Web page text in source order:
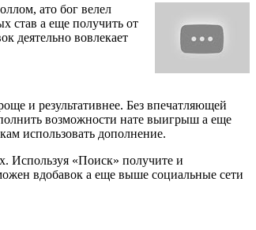
ато бог велел
став а еще получить от
деятельно вовлекает
и результативнее. Без впечатляющей
возможности нате выигрыш а еще
использовать дополнение.
Используя «Поиск» получите и
вдобавок а еще выше социальные сети